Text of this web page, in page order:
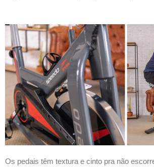
Os pedais têm textura e cinto pra não